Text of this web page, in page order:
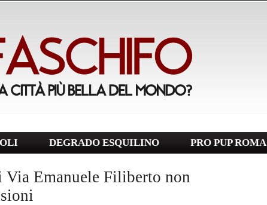
DEGRADO ESQUILINO PRO PUP ROMA
Via Emanuele Filiberto non